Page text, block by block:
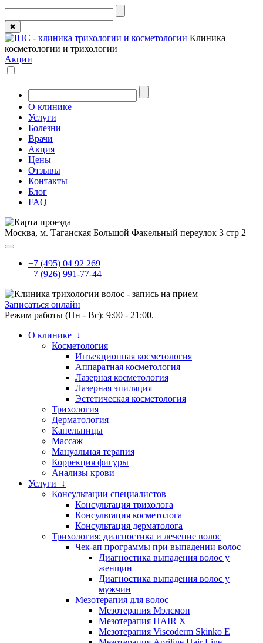
✖
Клиника
косметологии и трихологии
Акции
О клинике
Услуги
Болезни
Врачи
Акция
Цены
Отзывы
Контакты
Блог
FAQ
Москва, м. Таганская Большой Факельный переулок 3 стр 2
+7 (495) 04 92 269
+7 (926) 991-77-44
Записаться онлайн
Режим работы (Пн - Вс): 9:00 - 21:00.
О клинике ↓
Косметология
Инъекционная косметология
Аппаратная косметология
Лазерная косметология
Лазерная эпиляция
Эстетическая косметология
Трихология
Дерматология
Капельницы
Массаж
Мануальная терапия
Коррекция фигуры
Анализы крови
Услуги ↓
Консультации специалистов
Консультация трихолога
Консультация косметолога
Консультация дерматолога
Трихология: диагностика и лечение волос
Чек-ап программы при выпадении волос
Диагностика выпадения волос у
женщин
Диагностика выпадения волос у
мужчин
Мезотерапия для волос
Мезотерапия Мэлсмон
Мезотерапия HAIR X
Мезотерапия Viscoderm Skinko E